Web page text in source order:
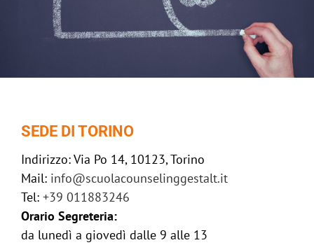
SEDE DI TORINO
Indirizzo: Via Po 14, 10123, Torino
Mail: info@scuolacounselinggestalt.it
Tel: +39 011883246
Orario Segreteria:
da lunedì a giovedì dalle 9 alle 13